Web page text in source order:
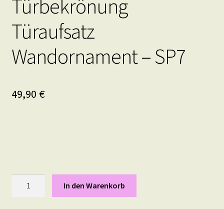
Türbekrönung
Türaufsatz
Wandornament – SP7
49,90 €
In den Warenkorb